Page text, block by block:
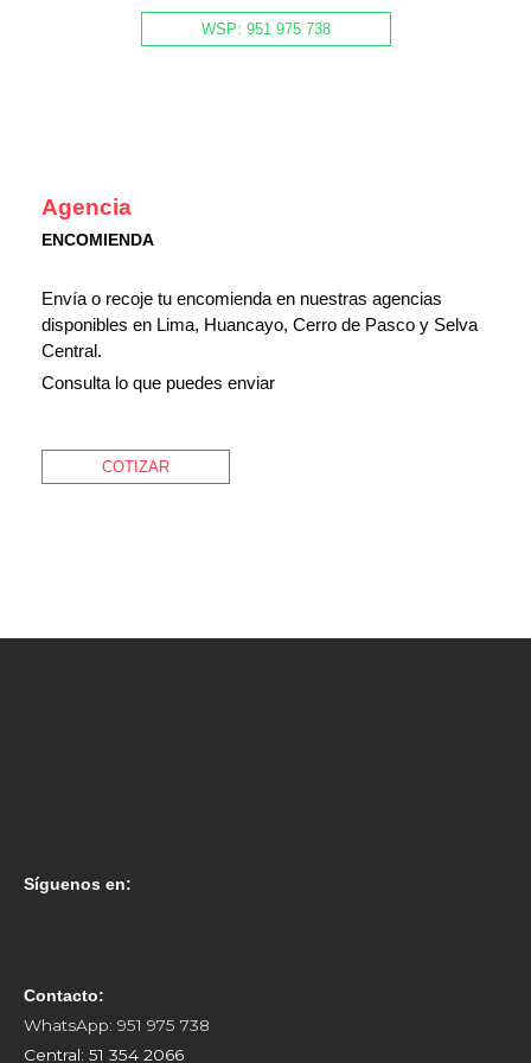
WSP: 951 975 738
Agencia
ENCOMIENDA
Envía o recoje tu encomienda en nuestras agencias
disponibles en Lima, Huancayo, Cerro de Pasco y Selva
Central.
Consulta lo que puedes enviar
COTIZAR
Síguenos en:
Contacto:
WhatsApp: 951 975 738
Central: 51 354 2066